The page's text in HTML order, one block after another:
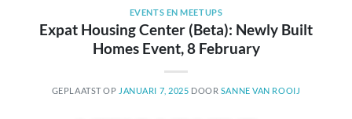
EVENTS EN MEETUPS
Expat Housing Center (Beta): Newly Built
Homes Event, 8 February
GEPLAATST OP JANUARI 7, 2025 DOOR SANNE VAN ROOIJ